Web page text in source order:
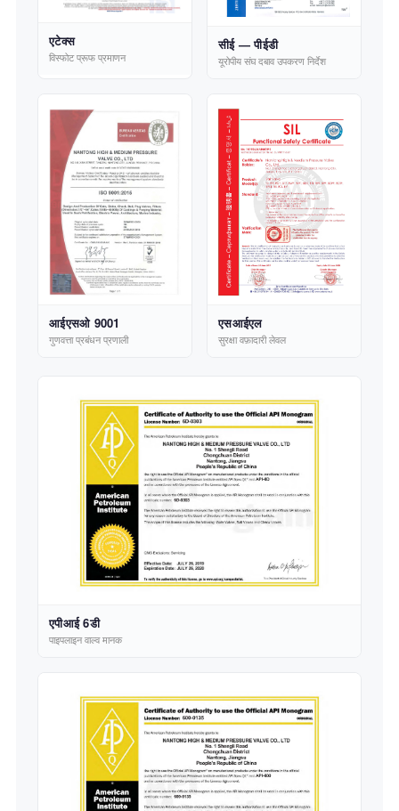
एटेक्स
विस्फोट प्रूफ प्रमाणन
सीई — पीईडी
यूरोपीय संघ दबाव उपकरण निर्देश
आईएसओ 9001
गुणवत्ता प्रबंधन प्रणाली
एसआईएल
सुरक्षा वफ़ादारी लेवल
एपीआई 6डी
पाइपलाइन वाल्व मानक